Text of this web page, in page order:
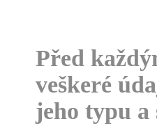
Před
veškeré
jeho typu a